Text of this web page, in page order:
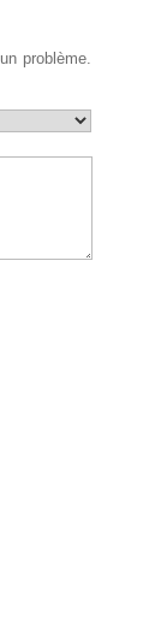
problème.